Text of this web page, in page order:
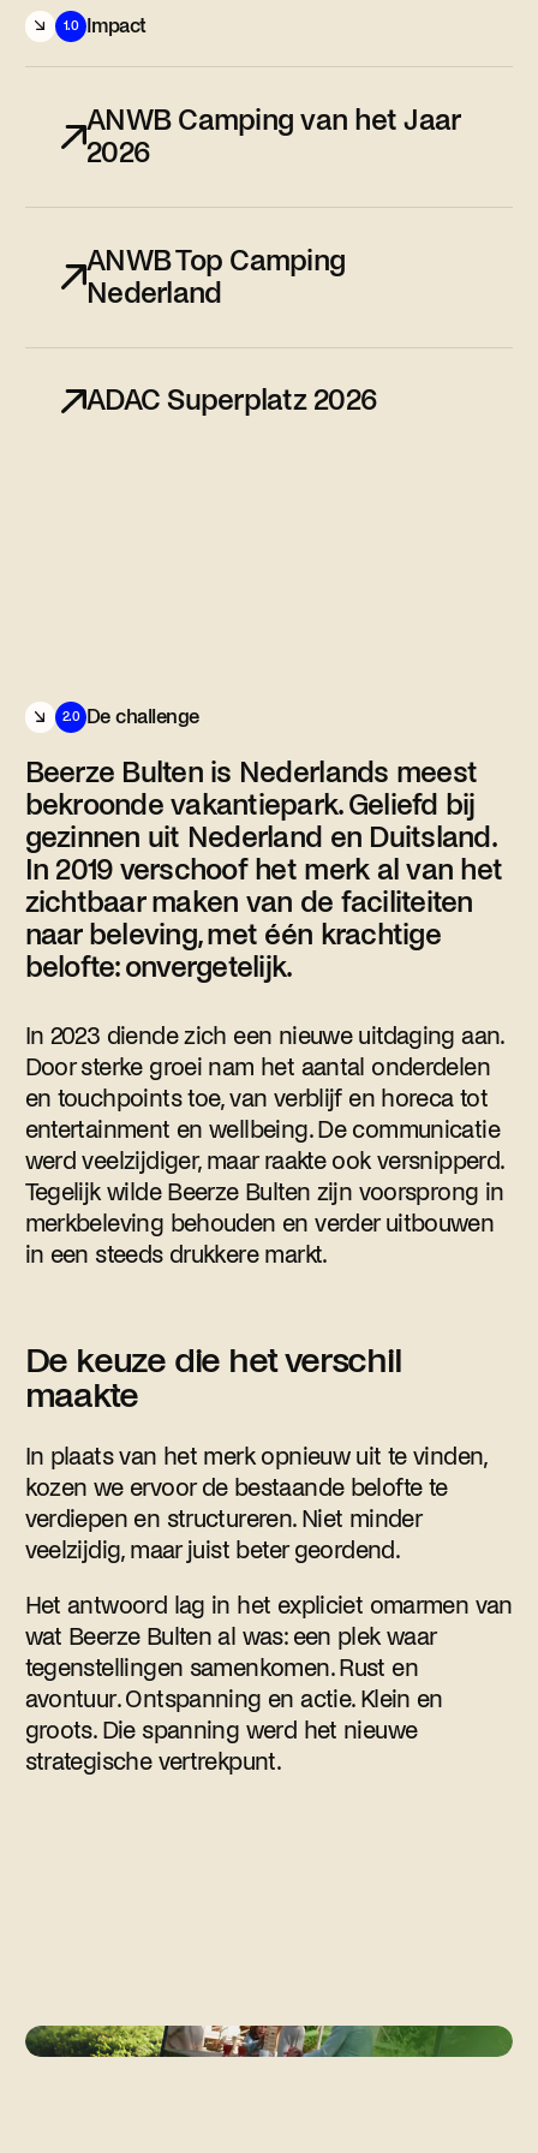
1.0 Impact
ANWB Camping van het Jaar
2026
ANWB Top Camping
Nederland
ADAC Superplatz 2026
2.0 De challenge
Beerze Bulten is Nederlands meest
bekroonde vakantiepark. Geliefd bij
gezinnen uit Nederland en Duitsland.
In 2019 verschoof het merk al van het
zichtbaar maken van de faciliteiten
naar beleving, met één krachtige
belofte: onvergetelijk.
In 2023 diende zich een nieuwe uitdaging aan.
Door sterke groei nam het aantal onderdelen
en touchpoints toe, van verblijf en horeca tot
entertainment en wellbeing. De communicatie
werd veelzijdiger, maar raakte ook versnipperd.
Tegelijk wilde Beerze Bulten zijn voorsprong in
merkbeleving behouden en verder uitbouwen
in een steeds drukkere markt.
De keuze die het verschil
maakte
In plaats van het merk opnieuw uit te vinden,
kozen we ervoor de bestaande belofte te
verdiepen en structureren. Niet minder
veelzijdig, maar juist beter geordend.
Het antwoord lag in het expliciet omarmen van
wat Beerze Bulten al was: een plek waar
tegenstellingen samenkomen. Rust en
avontuur. Ontspanning en actie. Klein en
groots. Die spanning werd het nieuwe
strategische vertrekpunt.